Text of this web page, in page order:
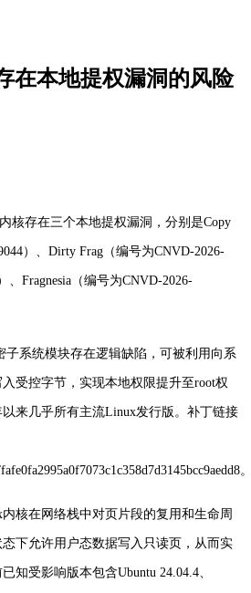
在本地提权漏洞的风险
核存在三个本地提权漏洞，分别是Copy
）、Dirty Frag（编号为CNVD-2026-
、Fragnesia（编号为CNVD-2026-
子系统模块存在逻辑缺陷，可被利用向系
受控字节，实现本地权限提升至root权
以来几乎所有主流Linux发行版。补丁链接
核在网络栈中对页片段的复用和生命周
下允许用户态数据写入只读页，从而实
知受影响版本包含Ubuntu 24.04.4、